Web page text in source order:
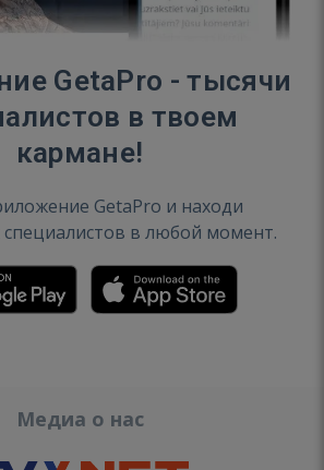
GetaPro - тысячи
в твоем
кармане!
GetaPro и находи
в любой момент.
Медиа о нас